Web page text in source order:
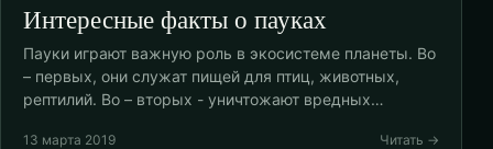
Интересные факты о пауках
Пауки играют важную роль в экосистеме планеты. Во
– первых, они служат пищей для птиц, животных,
рептилий. Во – вторых - уничтожают вредных…
13 марта 2019 Читать →